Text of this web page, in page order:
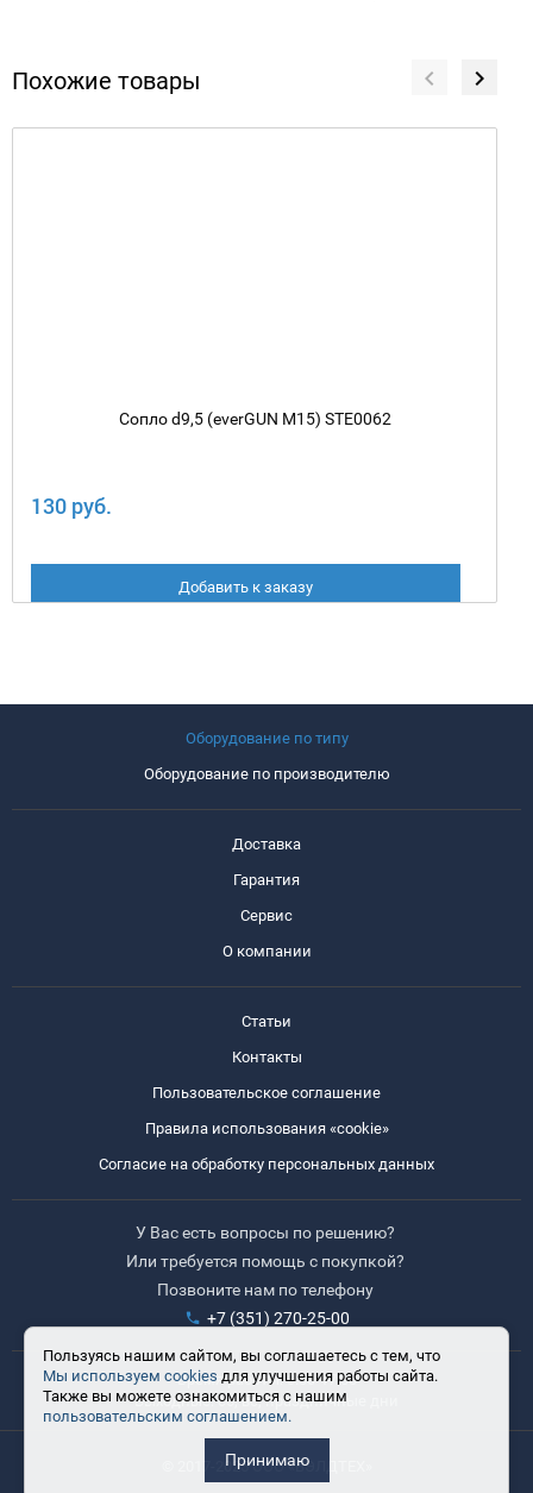
Похожие товары
Сопло d9,5 (everGUN M15) STE0062
130 руб.
Добавить к заказу
Оборудование по типу
Оборудование по производителю
Доставка
Гарантия
Сервис
О компании
Статьи
Контакты
Пользовательское соглашение
Правила использования «cookie»
Согласие на обработку персональных данных
У Вас есть вопросы по решению?
Или требуется помощь с покупкой?
Позвоните нам по телефону
+7 (351) 270-25-00
Время работы: 8:30-17:30
Выходные: сб, вс, праздничные дни
© 2017-2025 ООО «ВЭЛДТЕХ»
Пользуясь нашим сайтом, вы соглашаетесь с тем, что
Мы используем cookies для улучшения работы сайта.
Также вы можете ознакомиться с нашим
пользовательским соглашением.
Принимаю